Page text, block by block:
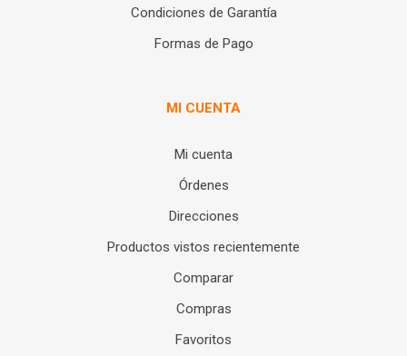
Condiciones de Garantía
Formas de Pago
MI CUENTA
Mi cuenta
Órdenes
Direcciones
Productos vistos recientemente
Comparar
Compras
Favoritos